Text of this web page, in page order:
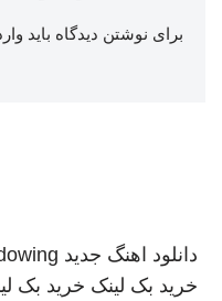
برای نوشتن دیدگاه باید
دانلود اهنگ جدید
خرید بک لینک خرید بک